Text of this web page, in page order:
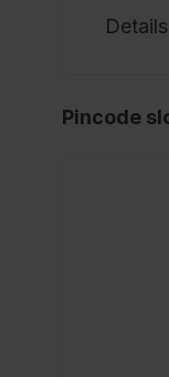
Details
Pincode